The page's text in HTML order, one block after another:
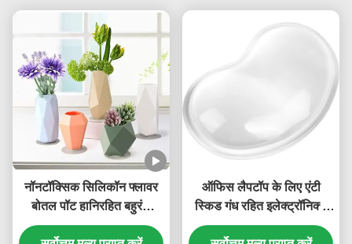
नॉनटॉक्सिक सिलिकॉन फ्लावर
बोतल पॉट हानिरहित बहुरंगा
व्यावहारिक
ऑफिस लैपटॉप के लिए एंटी
स्किड गंध रहित इलेक्ट्रॉनिक्स
सिलिकॉन केस कलाई पैड